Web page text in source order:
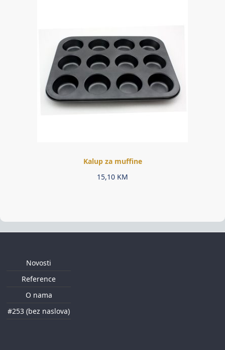
Kalup za muffine
15,10 KM
Novosti
Reference
O nama
#253 (bez naslova)